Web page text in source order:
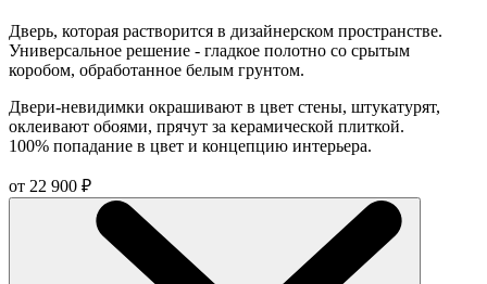
Дверь, которая растворится в дизайнерском пространстве.
Универсальное решение - гладкое полотно со срытым
коробом, обработанное белым грунтом.
Двери-невидимки окрашивают в цвет стены, штукатурят,
оклеивают обоями, прячут за керамической плиткой.
100% попадание в цвет и концепцию интерьера.
от 22 900 ₽